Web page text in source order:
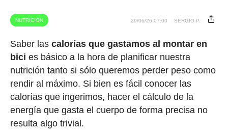
NUTRICIÓN 29/06/26 07:00 SERGIO P.
Saber las calorías que gastamos al montar en
bici es básico a la hora de planificar nuestra
nutrición tanto si sólo queremos perder peso como
rendir al máximo. Si bien es fácil conocer las
calorías que ingerimos, hacer el cálculo de la
energía que gasta el cuerpo de forma precisa no
resulta algo trivial.